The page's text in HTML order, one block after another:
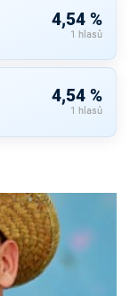
4,54 %
1 hlasů
4,54 %
1 hlasů